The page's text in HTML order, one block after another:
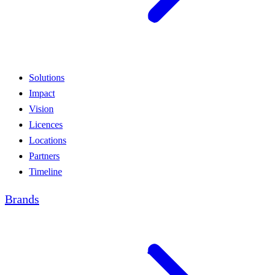
Solutions
Impact
Vision
Licences
Locations
Partners
Timeline
Brands